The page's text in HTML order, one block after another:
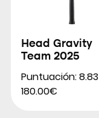
Head Gravity
Team 2025
Puntuación: 8.83
180.00€